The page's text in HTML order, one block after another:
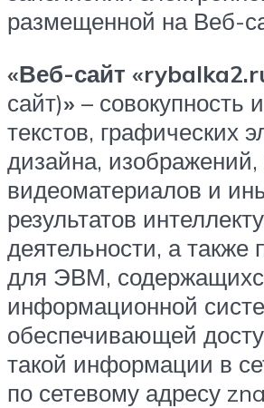
размещенной на Веб-
«Веб-сайт
сайт)» – совокупность
текстов, графических
дизайна,
видеоматериалов и
результатов
деятельности, а также
для ЭВМ,
информационной
обеспечивающей
такой информации в
по сетевому адресу